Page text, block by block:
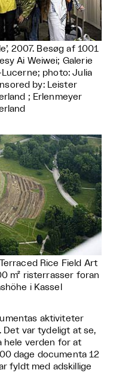
2007. Besøg af 1001
Ai Weiwei; Galerie
photo: Julia
by: Leister
; Erlenmeyer
Rice Field Art
m² risterrasser foran
i Kassel
aktiviteter
Det var tydeligt at se,
hele verden for at
dage documenta 12
fyldt med adskillige